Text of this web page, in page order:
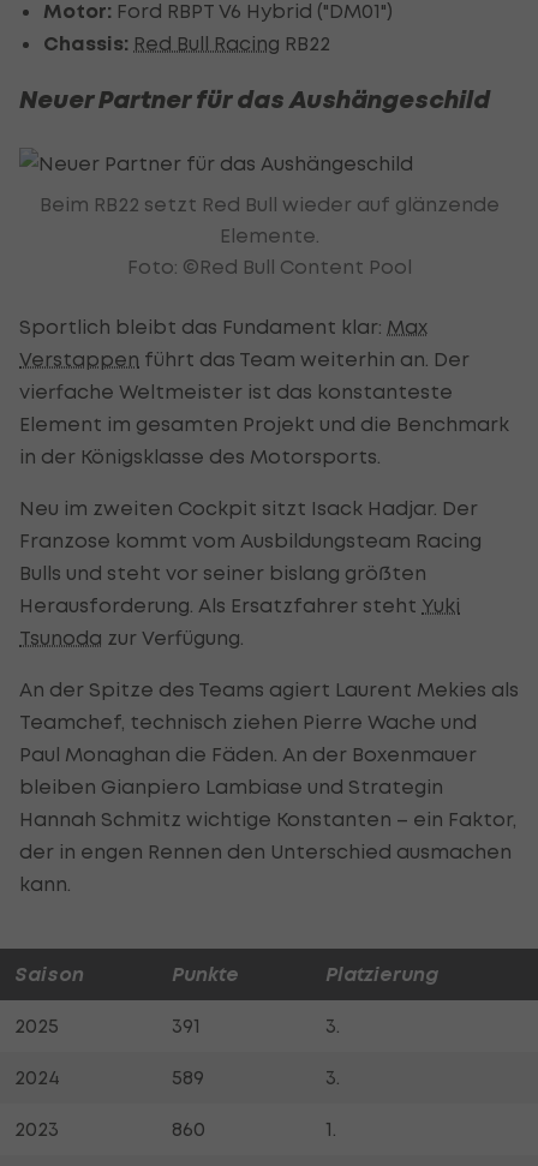
Motor: Ford RBPT V6 Hybrid ("DM01")
Chassis: Red Bull Racing RB22
Neuer Partner für das Aushängeschild
Beim RB22 setzt Red Bull wieder auf glänzende
Elemente.
Foto: ©Red Bull Content Pool
Sportlich bleibt das Fundament klar: Max
Verstappen führt das Team weiterhin an. Der
vierfache Weltmeister ist das konstanteste
Element im gesamten Projekt und die Benchmark
in der Königsklasse des Motorsports.
Neu im zweiten Cockpit sitzt Isack Hadjar. Der
Franzose kommt vom Ausbildungsteam Racing
Bulls und steht vor seiner bislang größten
Herausforderung. Als Ersatzfahrer steht Yuki
Tsunoda zur Verfügung.
An der Spitze des Teams agiert Laurent Mekies als
Teamchef, technisch ziehen Pierre Wache und
Paul Monaghan die Fäden. An der Boxenmauer
bleiben Gianpiero Lambiase und Strategin
Hannah Schmitz wichtige Konstanten – ein Faktor,
der in engen Rennen den Unterschied ausmachen
kann.
Saison Punkte Platzierung
2025 391 3.
2024 589 3.
2023 860 1.